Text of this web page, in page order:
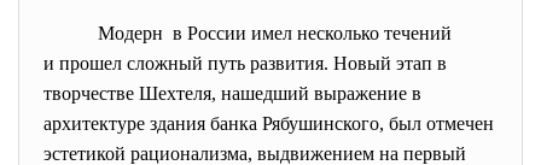
Модерн в России имел несколько течений
и прошел сложный путь развития. Новый этап в
творчестве Шехтеля, нашедший выражение в
архитектуре здания банка Рябушинского, был отмечен
эстетикой рационализма, выдвижением на первый